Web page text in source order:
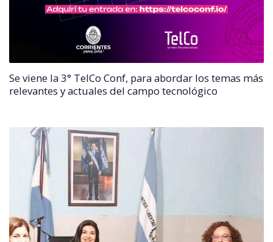
Se viene la 3° TelCo Conf, para abordar los temas más
relevantes y actuales del campo tecnológico